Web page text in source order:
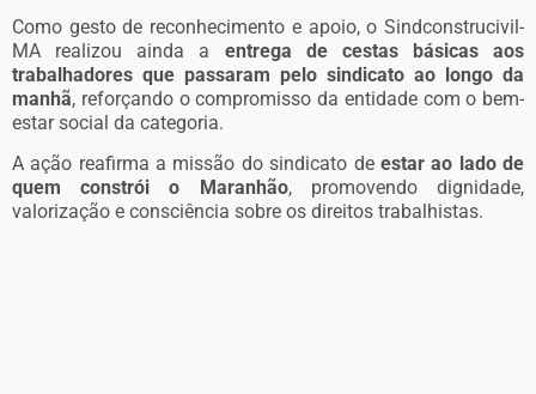
Como gesto de reconhecimento e apoio, o Sindconstrucivil-
MA realizou ainda a entrega de cestas básicas aos
trabalhadores que passaram pelo sindicato ao longo da
manhã, reforçando o compromisso da entidade com o bem-
estar social da categoria.
A ação reafirma a missão do sindicato de estar ao lado de
quem constrói o Maranhão, promovendo dignidade,
valorização e consciência sobre os direitos trabalhistas.